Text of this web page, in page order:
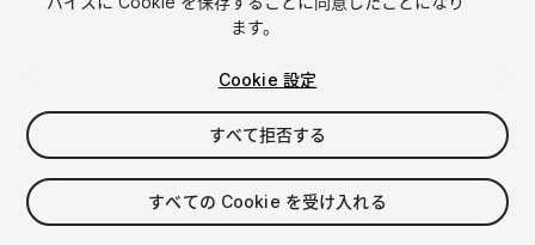
$8
消費税は決済時に計算されます
ます。
Cookie 設定
すべて拒否する
すべての Cookie を受け入れる